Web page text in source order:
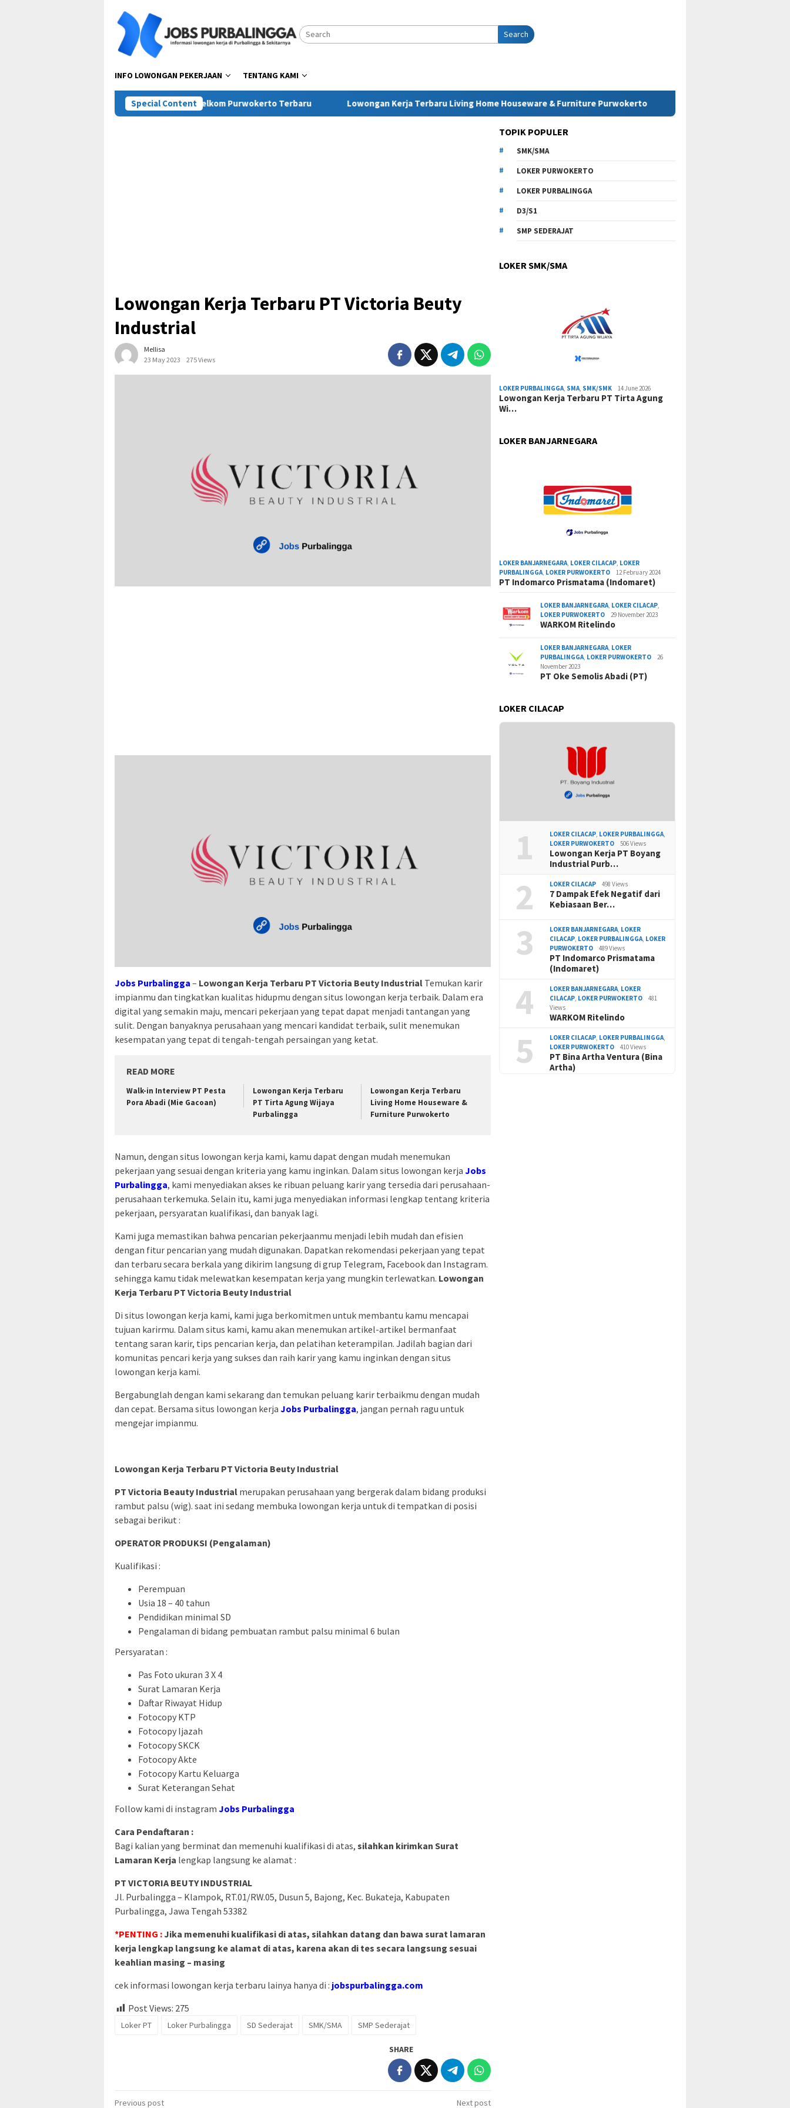
content
Search
INFO LOWONGAN PEKERJAAN TENTANG KAMI
Special Content
Lowongan Kerja SMK Telkom Purwokerto Terbaru Lowongan Kerja Terbaru Living Home Houseware & Furniture Purwokerto
Lowongan Kerja Terbaru PT Victoria Beuty
Industrial
Mellisa
23 May 2023
275 Views
Jobs Purbalingga – Lowongan Kerja Terbaru PT Victoria Beuty Industrial Temukan karir
impianmu dan tingkatkan kualitas hidupmu dengan situs lowongan kerja terbaik. Dalam era
digital yang semakin maju, mencari pekerjaan yang tepat dapat menjadi tantangan yang
sulit. Dengan banyaknya perusahaan yang mencari kandidat terbaik, sulit menemukan
kesempatan yang tepat di tengah-tengah persaingan yang ketat.
READ MORE
Walk-in Interview PT Pesta
Pora Abadi (Mie Gacoan)
Lowongan Kerja Terbaru
PT Tirta Agung Wijaya
Purbalingga
Lowongan Kerja Terbaru
Living Home Houseware &
Furniture Purwokerto
Namun, dengan situs lowongan kerja kami, kamu dapat dengan mudah menemukan
pekerjaan yang sesuai dengan kriteria yang kamu inginkan. Dalam situs lowongan kerja Jobs
Purbalingga, kami menyediakan akses ke ribuan peluang karir yang tersedia dari perusahaan-
perusahaan terkemuka. Selain itu, kami juga menyediakan informasi lengkap tentang kriteria
pekerjaan, persyaratan kualifikasi, dan banyak lagi.
Kami juga memastikan bahwa pencarian pekerjaanmu menjadi lebih mudah dan efisien
dengan fitur pencarian yang mudah digunakan. Dapatkan rekomendasi pekerjaan yang tepat
dan terbaru secara berkala yang dikirim langsung di grup Telegram, Facebook dan Instagram.
sehingga kamu tidak melewatkan kesempatan kerja yang mungkin terlewatkan. Lowongan
Kerja Terbaru PT Victoria Beuty Industrial
Di situs lowongan kerja kami, kami juga berkomitmen untuk membantu kamu mencapai
tujuan karirmu. Dalam situs kami, kamu akan menemukan artikel-artikel bermanfaat
tentang saran karir, tips pencarian kerja, dan pelatihan keterampilan. Jadilah bagian dari
komunitas pencari kerja yang sukses dan raih karir yang kamu inginkan dengan situs
lowongan kerja kami.
Bergabunglah dengan kami sekarang dan temukan peluang karir terbaikmu dengan mudah
dan cepat. Bersama situs lowongan kerja Jobs Purbalingga, jangan pernah ragu untuk
mengejar impianmu.
Lowongan Kerja Terbaru PT Victoria Beuty Industrial
PT Victoria Beauty Industrial merupakan perusahaan yang bergerak dalam bidang produksi
rambut palsu (wig). saat ini sedang membuka lowongan kerja untuk di tempatkan di posisi
sebagai berikut :
OPERATOR PRODUKSI (Pengalaman)
Kualifikasi :
Perempuan
Usia 18 – 40 tahun
Pendidikan minimal SD
Pengalaman di bidang pembuatan rambut palsu minimal 6 bulan
Persyaratan :
Pas Foto ukuran 3 X 4
Surat Lamaran Kerja
Daftar Riwayat Hidup
Fotocopy KTP
Fotocopy Ijazah
Fotocopy SKCK
Fotocopy Akte
Fotocopy Kartu Keluarga
Surat Keterangan Sehat
Follow kami di instagram Jobs Purbalingga
Cara Pendaftaran :
Bagi kalian yang berminat dan memenuhi kualifikasi di atas, silahkan kirimkan Surat
Lamaran Kerja lengkap langsung ke alamat :
PT VICTORIA BEUTY INDUSTRIAL
Jl. Purbalingga – Klampok, RT.01/RW.05, Dusun 5, Bajong, Kec. Bukateja, Kabupaten
Purbalingga, Jawa Tengah 53382
*PENTING : Jika memenuhi kualifikasi di atas, silahkan datang dan bawa surat lamaran
kerja lengkap langsung ke alamat di atas, karena akan di tes secara langsung sesuai
keahlian masing – masing
cek informasi lowongan kerja terbaru lainya hanya di : jobspurbalingga.com
Post Views: 275
Loker PT Loker Purbalingga SD Sederajat SMK/SMA SMP Sederajat
SHARE
Previous post Next post
TOPIK POPULER
SMK/SMA
LOKER PURWOKERTO
LOKER PURBALINGGA
D3/S1
SMP SEDERAJAT
LOKER SMK/SMA
LOKER PURBALINGGA SMA SMK/SMK 14 June 2026
Lowongan Kerja Terbaru PT Tirta Agung
Wi…
LOKER BANJARNEGARA
LOKER BANJARNEGARA LOKER CILACAP LOKER
PURBALINGGA LOKER PURWOKERTO 12 February 2024
PT Indomarco Prismatama (Indomaret)
LOKER BANJARNEGARA LOKER CILACAP
LOKER PURWOKERTO
29 November 2023
WARKOM Ritelindo
LOKER BANJARNEGARA LOKER
PURBALINGGA LOKER PURWOKERTO
26
November 2023
PT Oke Semolis Abadi (PT)
LOKER CILACAP
1 LOKER CILACAP, LOKER PURBALINGGA,
LOKER PURWOKERTO
506 Views
Lowongan Kerja PT Boyang
Industrial Purb…
2 LOKER CILACAP 498 Views
7 Dampak Efek Negatif dari
Kebiasaan Ber…
3 LOKER BANJARNEGARA, LOKER
CILACAP, LOKER PURBALINGGA, LOKER
PURWOKERTO
489 Views
PT Indomarco Prismatama
(Indomaret)
4 LOKER BANJARNEGARA, LOKER
CILACAP, LOKER PURWOKERTO
481
Views
WARKOM Ritelindo
5 LOKER CILACAP, LOKER PURBALINGGA,
LOKER PURWOKERTO
410 Views
PT Bina Artha Ventura (Bina
Artha)